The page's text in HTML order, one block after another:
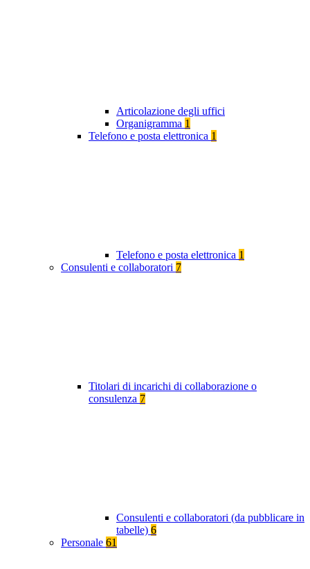
Articolazione degli uffici
Organigramma 1
Telefono e posta elettronica 1
Telefono e posta elettronica 1
Consulenti e collaboratori 7
Titolari di incarichi di collaborazione o
consulenza 7
Consulenti e collaboratori (da pubblicare in
tabelle) 6
Personale 61